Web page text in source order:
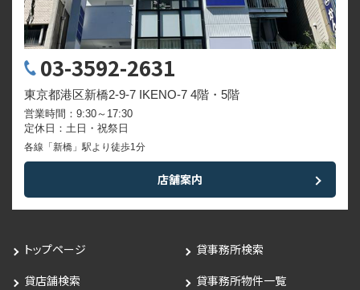
03-3592-2631
東京都港区新橋2-9-7 IKENO-7 4階・5階
営業時間：9:30～17:30
定休日：土日・祝祭日
各線「新橋」駅より徒歩1分
店舗案内
トップページ
貸事務所検索
貸店舗検索
貸事務所物件一覧